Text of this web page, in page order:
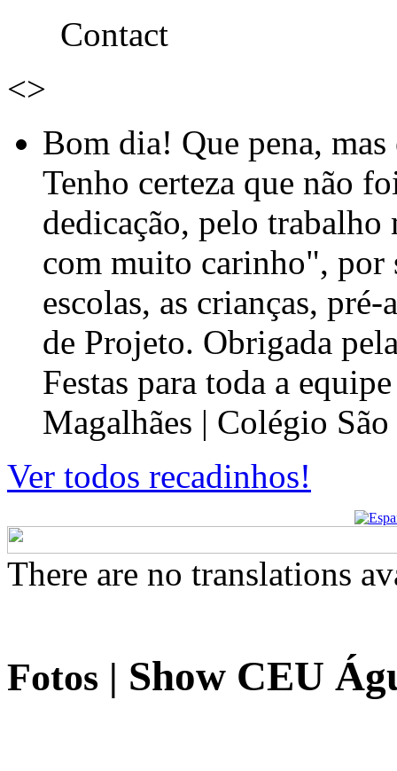
Contact
<>
Bom dia! Que pena,
Tenho certeza que não
dedicação, pelo
com muito carinho", por
escolas, as crianças, pré-
de Projeto. Obrigada
Festas para toda a
Magalhães | Colégio
Ver todos recadinhos!
There are no translations
Fotos | Show CEU